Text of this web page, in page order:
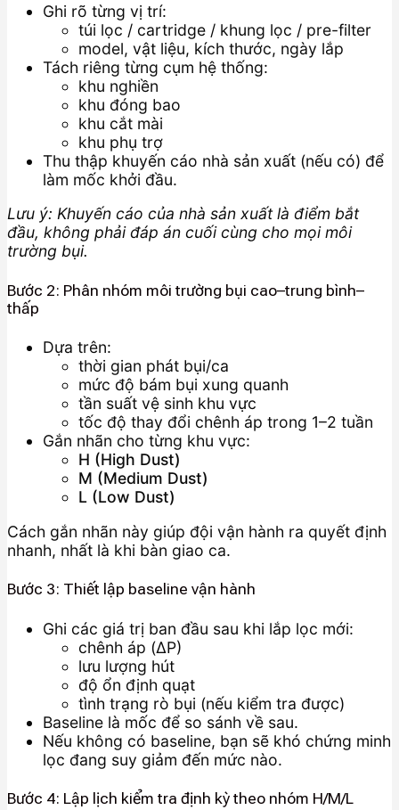
Ghi rõ từng vị trí:
túi lọc / cartridge / khung lọc / pre-filter
model, vật liệu, kích thước, ngày lắp
Tách riêng từng cụm hệ thống:
khu nghiền
khu đóng bao
khu cắt mài
khu phụ trợ
Thu thập khuyến cáo nhà sản xuất (nếu có) để
làm mốc khởi đầu.
Lưu ý: Khuyến cáo của nhà sản xuất là điểm bắt
đầu, không phải đáp án cuối cùng cho mọi môi
trường bụi.
Bước 2: Phân nhóm môi trường bụi cao–trung bình–
thấp
Dựa trên:
thời gian phát bụi/ca
mức độ bám bụi xung quanh
tần suất vệ sinh khu vực
tốc độ thay đổi chênh áp trong 1–2 tuần
Gắn nhãn cho từng khu vực:
H (High Dust)
M (Medium Dust)
L (Low Dust)
Cách gắn nhãn này giúp đội vận hành ra quyết định
nhanh, nhất là khi bàn giao ca.
Bước 3: Thiết lập baseline vận hành
Ghi các giá trị ban đầu sau khi lắp lọc mới:
chênh áp (ΔP)
lưu lượng hút
độ ổn định quạt
tình trạng rò bụi (nếu kiểm tra được)
Baseline là mốc để so sánh về sau.
Nếu không có baseline, bạn sẽ khó chứng minh
lọc đang suy giảm đến mức nào.
Bước 4: Lập lịch kiểm tra định kỳ theo nhóm H/M/L